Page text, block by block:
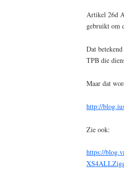
Artikel 26d
gebruikt om
Dat
TPB die
Maar dat
http://
Zie ook:
https://